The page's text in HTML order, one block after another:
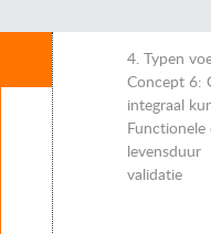
Leeswijzer
1. Inleiding
2. Eisen voor
4. Typen
Concept 6:
integraal
Functionele
levensduur
validatie